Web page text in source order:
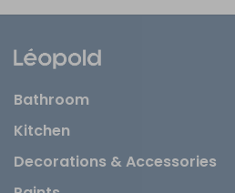
Bathroom
Kitchen
Decorations & Accessories